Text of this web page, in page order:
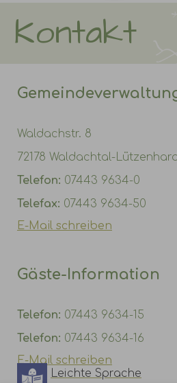
Kontakt
Waldachstr. 8
72178 Waldachtal-
Telefon: 07443 9634-0
Telefax: 07443 9634-50
E-Mail schreiben
Gäste-Information
Telefon: 07443 9634-15
Telefon: 07443 9634-16
E-Mail schreiben
Leichte Sprache